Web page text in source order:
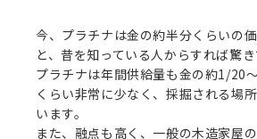
今、プラチナは金の約半分くらいの
と、昔を知っている人からすれば驚き
プラチナは年間供給量も金の約1/20
くらい非常に少なく、採掘される場
います。
また、融点も高く、一般の木造家屋